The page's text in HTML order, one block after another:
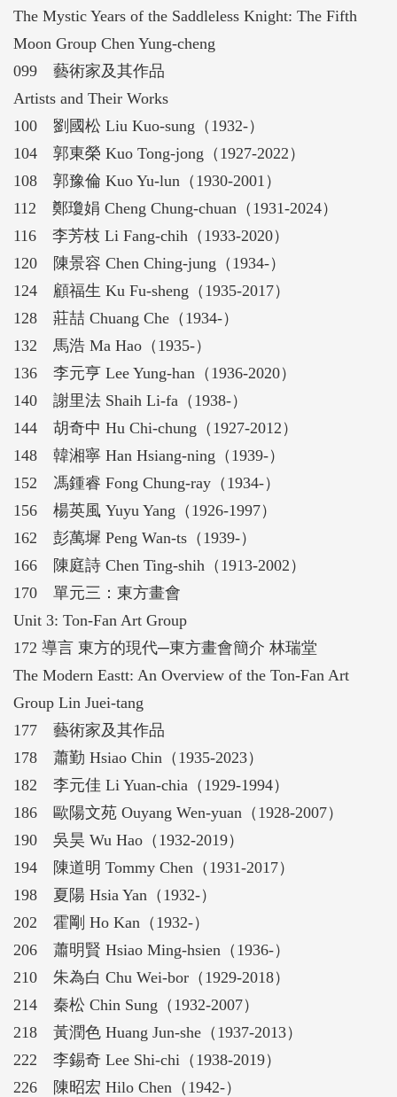
The Mystic Years of the Saddleless Knight: The Fifth
Moon Group Chen Yung-cheng
099 藝術家及其作品
Artists and Their Works
100 劉國松 Liu Kuo-sung（1932-）
104 郭東榮 Kuo Tong-jong（1927-2022）
108 郭豫倫 Kuo Yu-lun（1930-2001）
112 鄭瓊娟 Cheng Chung-chuan（1931-2024）
116 李芳枝 Li Fang-chih（1933-2020）
120 陳景容 Chen Ching-jung（1934-）
124 顧福生 Ku Fu-sheng（1935-2017）
128 莊喆 Chuang Che（1934-）
132 馬浩 Ma Hao（1935-）
136 李元亨 Lee Yung-han（1936-2020）
140 謝里法 Shaih Li-fa（1938-）
144 胡奇中 Hu Chi-chung（1927-2012）
148 韓湘寧 Han Hsiang-ning（1939-）
152 馮鍾睿 Fong Chung-ray（1934-）
156 楊英風 Yuyu Yang（1926-1997）
162 彭萬墀 Peng Wan-ts（1939-）
166 陳庭詩 Chen Ting-shih（1913-2002）
170 單元三：東方畫會
Unit 3: Ton-Fan Art Group
172 導言 東方的現代─東方畫會簡介 林瑞堂
The Modern Eastt: An Overview of the Ton-Fan Art
Group Lin Juei-tang
177 藝術家及其作品
178 蕭勤 Hsiao Chin（1935-2023）
182 李元佳 Li Yuan-chia（1929-1994）
186 歐陽文苑 Ouyang Wen-yuan（1928-2007）
190 吳昊 Wu Hao（1932-2019）
194 陳道明 Tommy Chen（1931-2017）
198 夏陽 Hsia Yan（1932-）
202 霍剛 Ho Kan（1932-）
206 蕭明賢 Hsiao Ming-hsien（1936-）
210 朱為白 Chu Wei-bor（1929-2018）
214 秦松 Chin Sung（1932-2007）
218 黃潤色 Huang Jun-she（1937-2013）
222 李錫奇 Lee Shi-chi（1938-2019）
226 陳昭宏 Hilo Chen（1942-）